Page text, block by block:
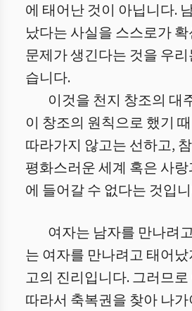
에 태어난 것이 아닙니다.
났다는 사실을 스스로가
문제가 생긴다는 것을 우
습니다.
이것을 천지 창조의 대
이 창조의 원칙으로 했기
따라가지 않고는 선하고,
평화스러운 세계 혹은 사
에 들어갈 수 없다는 것입
여자는 남자를 만나려
는 여자를 만나려고 태어
고의 진리입니다. 그러므
따라서 축복권을 찾아 나